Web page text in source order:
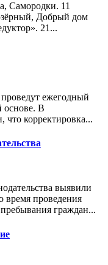
Самородки. 11
Добрый дом
21...
ежегодный
основе. В
корректировка...
выявили
проведения
граждан...